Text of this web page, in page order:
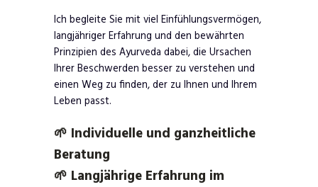
Ich begleite Sie mit viel Einfühlungsvermögen,
langjähriger Erfahrung und den bewährten
Prinzipien des Ayurveda dabei, die Ursachen
Ihrer Beschwerden besser zu verstehen und
einen Weg zu finden, der zu Ihnen und Ihrem
Leben passt.
🌱 Individuelle und ganzheitliche
Beratung
🌱 Langjährige Erfahrung im